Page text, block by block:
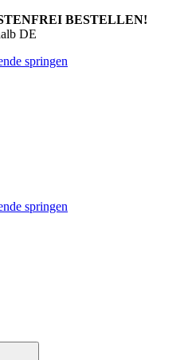
BESTELLEN!
DE
springen
springen